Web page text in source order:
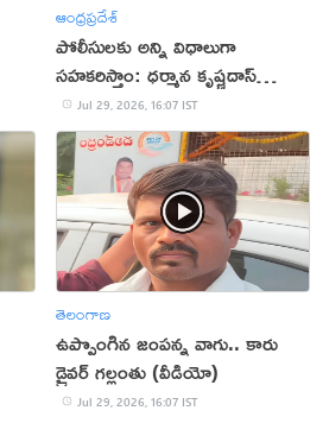
ఆంధ్రప్రదేశ్
పోలీసులకు అన్ని విధాలుగా
సహకరిస్తాం: ధర్మాన కృష్ణదాస్
(వీడియో)
Jul 29, 2026, 16:07 IST
తెలంగాణ
ఉప్పొంగిన జంపన్న వాగు.. కారు
డ్రైవర్ గల్లంతు (వీడియో)
Jul 29, 2026, 16:07 IST